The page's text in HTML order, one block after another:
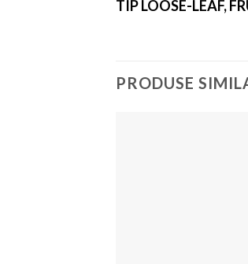
TIP LOOSE-LEAF,
PRODUSE